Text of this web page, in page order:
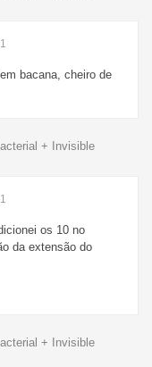
bacana, cheiro de
+ Invisible
os 10 no
da extensão do
+ Invisible